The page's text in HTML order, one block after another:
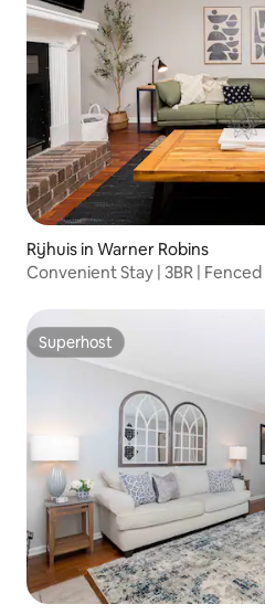
Rijhuis in Warner Robins
Convenient Stay | 3BR | Fenced
Superhost
Superhost